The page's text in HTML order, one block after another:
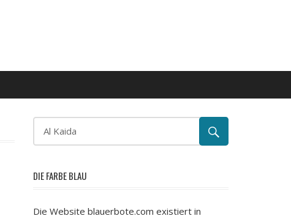
DIE FARBE BLAU
Die Website blauerbote.com existiert in